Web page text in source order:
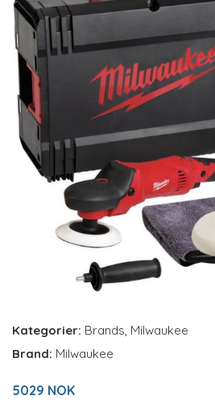
Kategorier: Brands, Milwaukee
Brand: Milwaukee
5029 NOK